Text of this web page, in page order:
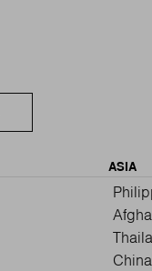
ASIA
China